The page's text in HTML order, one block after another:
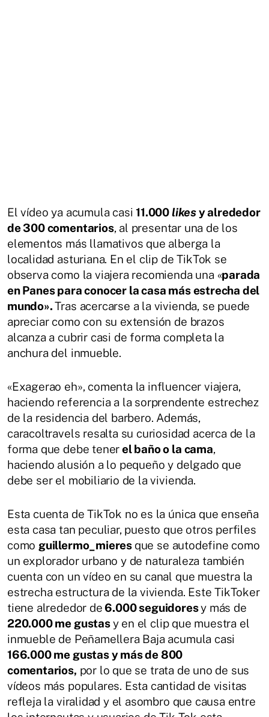
El vídeo ya acumula casi11.000likesy alrededor
de 300 comentarios, al presentar una de los
elementos más llamativos que alberga la
localidad asturiana. En el clip de TikTok se
observa como la viajera recomienda una «parada
en Panes para conocer la casa más estrecha del
mundo».Tras acercarse a la vivienda, se puede
apreciar como con su extensión de brazos
alcanza a cubrir casi de forma completa la
anchura del inmueble.
«Exagerao eh», comenta la influencer viajera,
haciendo referencia a la sorprendente estrechez
de la residencia del barbero. Además,
caracoltravels resalta su curiosidad acerca de la
forma que debe tenerel baño o la cama,
haciendo alusión a lo pequeño y delgado que
debe ser el mobiliario de la vivienda.
Esta cuenta de TikTok no es la única que enseña
esta casa tan peculiar, puesto que otros perfiles
como guillermo_mieres que se autodefine como
un explorador urbano y de naturaleza también
cuenta con un vídeo en su canal que muestra la
estrecha estructura de la vivienda. Este TikToker
tiene alrededor de6.000 seguidoresy más de
220.000 me gustasy en el clip que muestra el
inmueble de Peñamellera Baja acumula casi
166.000 me gustas y más de 800
comentarios, por lo que se trata de uno de sus
vídeos más populares. Esta cantidad de visitas
refleja la viralidad y el asombro que causa entre